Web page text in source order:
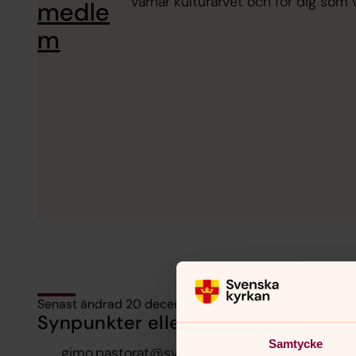
Samtycke
medle
m
Senast ändrad 20 december 2022
Synpunkter eller frågor på sidans